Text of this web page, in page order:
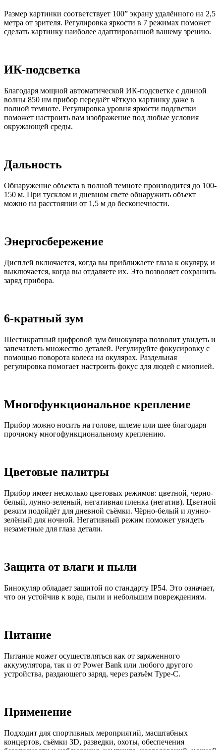
Размер картинки соответствует 100” экрану удалённого на 2,5
метра от зрителя. Регулировка яркости в 7 режимах поможет
сделать картинку наиболее адаптированной вашему зрению.
ИК-подсветка
Благодаря мощной автоматической ИК-подсветке с длиной
волны 850 нм прибор передаёт чёткую картинку даже в
полной темноте. Регулировка уровня яркости подсветки
поможет настроить вам изображение под любые условия
окружающей среды.
Дальность
Обнаружение объекта в полной темноте производится до 100-
150 м. При тусклом и дневном свете обнаружить объект
можно на расстоянии от 1,5 м до бесконечности.
Энергосбережение
Дисплей включается, когда вы приближаете глаза к окуляру, и
выключается, когда вы отдаляете их. Это позволяет сохранить
заряд прибора.
6-кратный зум
Шестикратный цифровой зум бинокуляра позволит увидеть и
запечатлеть множество деталей. Регулируйте фокусировку с
помощью поворота колеса на окулярах. Раздельная
регулировка помогает настроить фокус для людей с миопией.
Многофункциональное крепление
Прибор можно носить на голове, шлеме или шее благодаря
прочному многофункциональному креплению.
Цветовые палитры
Прибор имеет несколько цветовых режимов: цветной, черно-
белый, лунно-зеленый, негативная пленка (негатив). Цветной
режим подойдёт для дневной съёмки. Чёрно-белый и лунно-
зелёный для ночной. Негативный режим поможет увидеть
незаметные для глаза детали.
Защита от влаги и пыли
Бинокуляр обладает защитой по стандарту IP54. Это означает,
что он устойчив к воде, пыли и небольшим повреждениям.
Питание
Питание может осуществляться как от заряженного
аккумулятора, так и от Power Bank или любого другого
устройства, раздающего заряд, через разъём Type-C.
Применение
Подходит для спортивных мероприятий, масштабных
концертов, съёмки 3D, разведки, охоты, обеспечения